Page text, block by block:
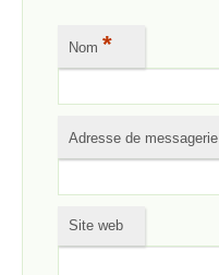
Nom *
Adresse de messagerie
Site web